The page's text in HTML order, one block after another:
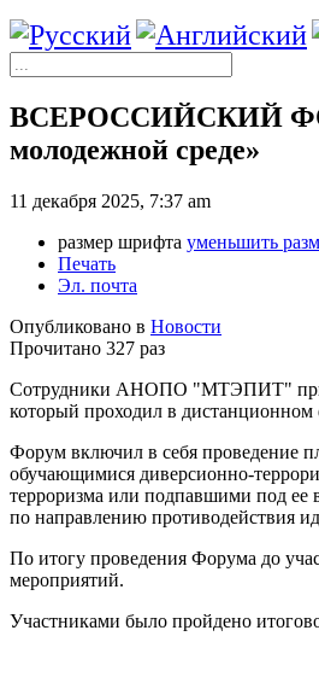
ВСЕРОССИЙСКИЙ
молодежной среде»
11 декабря 2025, 7:37 am
размер шрифта уменьшить
Печать
Эл. почта
Опубликовано в Новости
Прочитано 327 раз
Сотрудники АНОПО "МТЭПИТ"
который проходил в дистанционном
Форум включил в себя проведение
обучающимися диверсионно-
терроризма или подпавшими под ее
по направлению противодействия
По итогу проведения Форума до
мероприятий.
Участниками было пройдено